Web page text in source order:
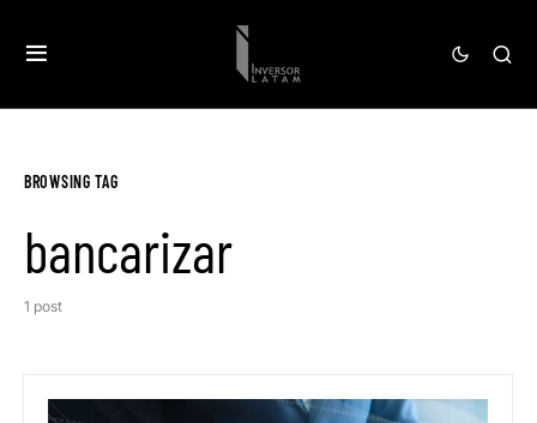
BROWSING TAG
bancarizar
1 post